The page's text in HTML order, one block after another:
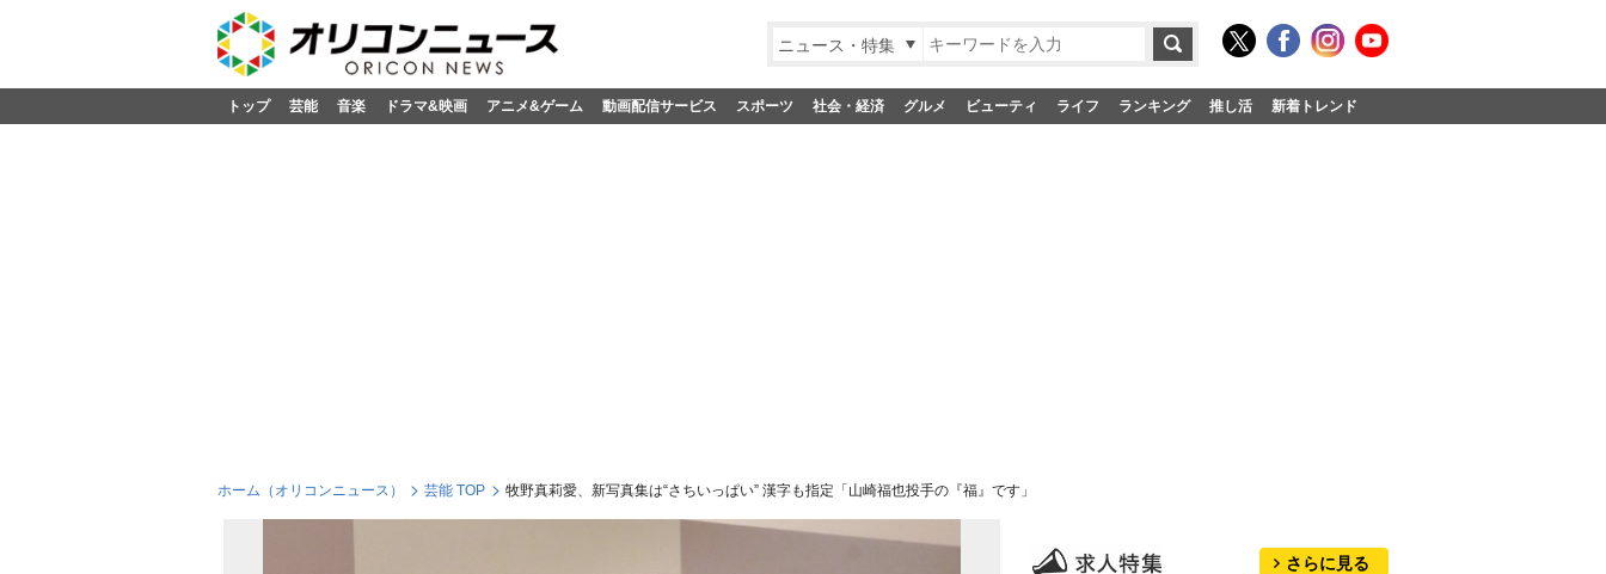
ニュース・特集
トップ 芸能 音楽 ドラマ&映画 アニメ&ゲーム 動画配信サービス スポーツ 社会・経済 グルメ ビューティ ライフ ランキング 推し活 新着トレンド
ホーム（オリコンニュース） 芸能 TOP 牧野真莉愛、新写真集は“さちいっぱい” 漢字も指定「山崎福也投手の『福』です」
さらに見る